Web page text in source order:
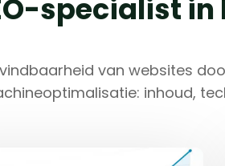
specialist in
van websites
inhoud,